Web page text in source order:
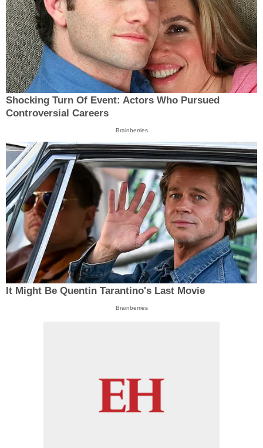
Shocking Turn Of Event: Actors Who Pursued
Controversial Careers
Brainberries
It Might Be Quentin Tarantino's Last Movie
Brainberries